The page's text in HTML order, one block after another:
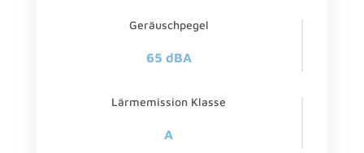
Geräuschpegel
65 dBA
Lärmemission Klasse
A